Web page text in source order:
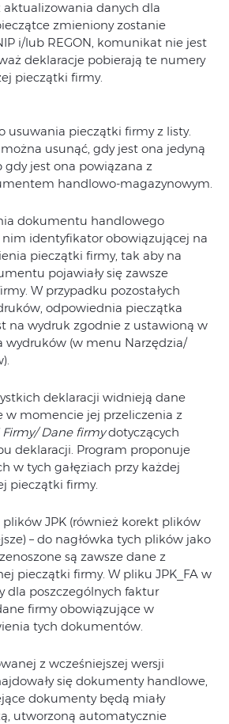
danych dla
zmieniony zostanie
i/lub REGON, komunikat nie jest
deklaracje pobierają te numery
pieczątki firmy.
usuwania pieczątki firmy z listy.
usunąć, gdy jest ona jedyną
jest ona powiązana z
handlowo-magazynowym.
dokumentu handlowego
nim identyfikator obowiązującej na
pieczątki firmy, tak aby na
pojawiały się zawsze
W przypadku pozostałych
odpowiednia pieczątka
na wydruk zgodnie z ustawioną w
wydruków (w menu Narzędzia/
deklaracji widnieją dane
w momencie jej przeliczenia z
Dane firmydotyczących
deklaracji. Program proponuje
w tych gałęziach przy każdej
pieczątki firmy.
JPK (również korekt plików
– do nagłówka tych plików jako
są zawsze dane z
pieczątki firmy. W pliku JPK_FA w
dla poszczególnych faktur
firmy obowiązujące w
tych dokumentów.
z wcześniejszej wersji
się dokumenty handlowe,
dokumenty będą miały
utworzoną automatycznie